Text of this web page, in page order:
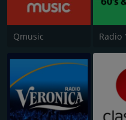
Qmusic